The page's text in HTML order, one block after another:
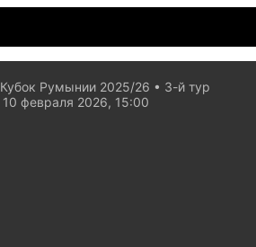
Кубок Румынии 2025/26
3-й тур
10 февраля 2026, 15:00